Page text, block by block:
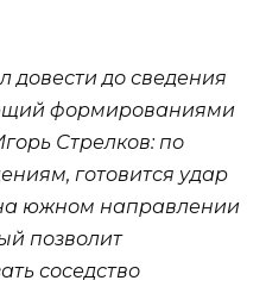
довести до сведения
формированиями
Стрелков: по
готовится удар
южном направлении
позволит
соседство